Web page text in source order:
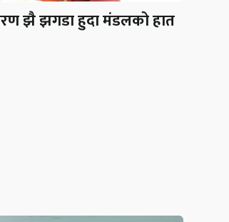
झै झगडा हुदा मंडलको हात